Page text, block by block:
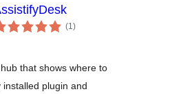
(1укупних
оцена
)
that shows where to
plugin and